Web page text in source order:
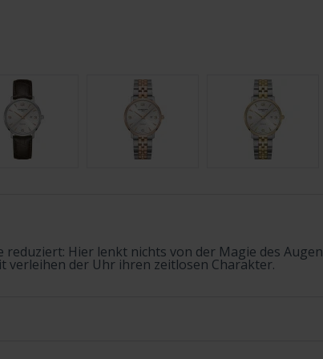
Hier lenkt nichts von der Magie des
verleihen der Uhr ihren zeitlosen Charakter.